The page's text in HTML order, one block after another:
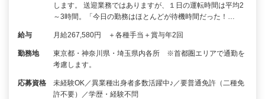
します。 送迎業務ではありますが、１日の運転時間は平均2
～3時間。「今日の勤務はほとんどが待機時間だった！…
給与 月給267,580円 ＋各種手当＋賞与年2回
勤務地
東京都・神奈川県・埼玉県内各所 ※首都圏エリアで通勤を
考慮します。
応募資格
未経験OK／異業種出身者多数活躍中♪／要普通免許（二種免
許不要）／学歴・経験不問